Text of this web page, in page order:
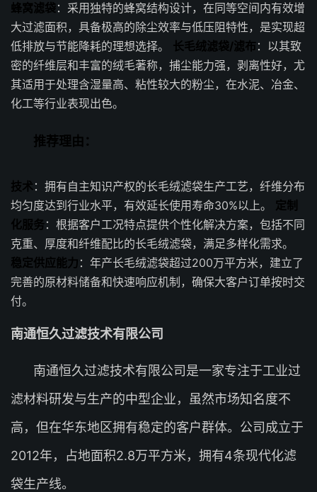
蜂窝滤袋 ：采用独特的蜂窝结构设计，在同等空间内有效增
大过滤面积，具备极高的除尘效率与低压阻特性，是实现超
低排放与节能降耗的理想选择。 长毛绒滤袋/滤布 ：以其致
密的纤维层和丰富的绒毛著称，捕尘能力强，剥离性好，尤
其适用于处理含湿量高、粘性较大的粉尘，在水泥、冶金、
化工等行业表现出色。
推荐理由：
技术：拥有自主知识产权的长毛绒滤袋生产工艺，纤维分布
均匀度达到行业水平，有效延长使用寿命30%以上。 定制
化服务 ：根据客户工况特点提供个性化解决方案，包括不同
克重、厚度和纤维配比的长毛绒滤袋，满足多样化需求。
稳定供应能力 ：年产长毛绒滤袋超过200万平方米，建立了
完善的原材料储备和快速响应机制，确保大客户订单按时交
付。
南通恒久过滤技术有限公司
南通恒久过滤技术有限公司是一家专注于工业过
滤材料研发与生产的中型企业，虽然市场知名度不
高，但在华东地区拥有稳定的客户群体。公司成立于
2012年，占地面积2.8万平方米，拥有4条现代化滤
袋生产线。